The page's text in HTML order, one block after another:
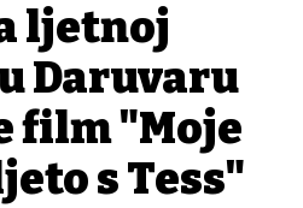
ljetnoj
Daruvaru
film "Moje
s Tess"